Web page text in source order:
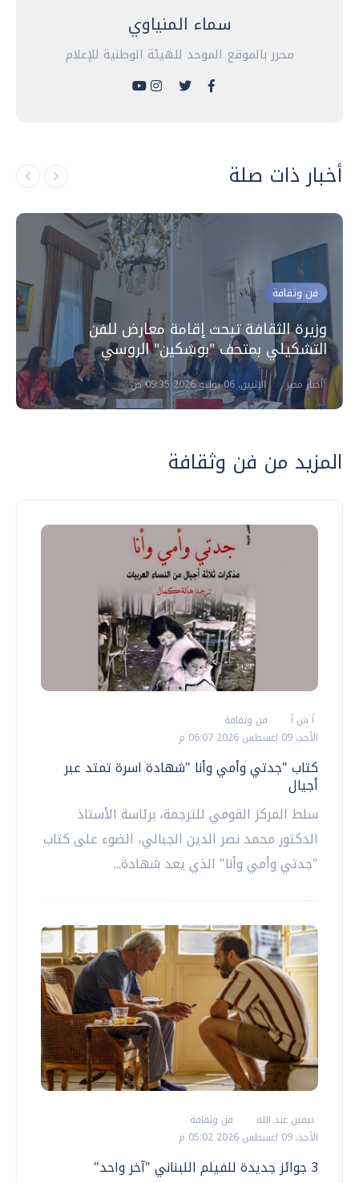
سماء المنياوي
محرر بالموقع الموحد للهيئة الوطنية للإعلام
أخبار ذات صلة
فن وثقافة
وزيرة الثقافة تبحث إقامة معارض للفن
التشكيلي بمتحف "بوشكين" الروسي
أخبار مصر الإثنين، 06 يوليو 2026 09:35 ص
المزيد من فن وثقافة
أ ش أ
فن وثقافة
الأحد، 09 اغسطس 2026 06:07 م
كتاب "جدتي وأمي وأنا "شهادة اسرة تمتد عبر
أجيال
سلط المركز القومي للترجمة، برئاسة الأستاذ
الدكتور محمد نصر الدين الجبالي، الضوء على كتاب
"جدتي وأمي وأنا" الذي يعد شهادة...
نيفين عبد الله
فن وثقافة
الأحد، 09 اغسطس 2026 05:02 م
3 جوائز جديدة للفيلم اللبناني "آخر واحد"